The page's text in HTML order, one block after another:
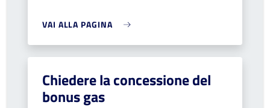
VAI ALLA PAGINA
Chiedere la concessione del
bonus gas